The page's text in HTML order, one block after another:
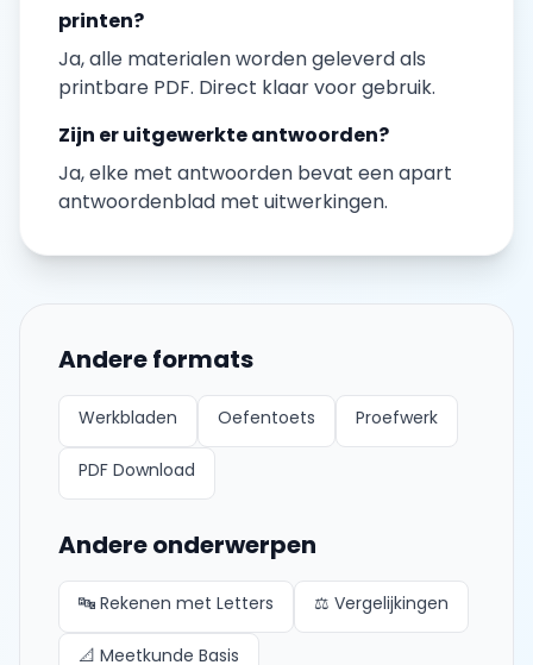
printen?
Ja, alle materialen worden geleverd als
printbare PDF. Direct klaar voor gebruik.
Zijn er uitgewerkte antwoorden?
Ja, elke met antwoorden bevat een apart
antwoordenblad met uitwerkingen.
Andere formats
Werkbladen Oefentoets Proefwerk
PDF Download
Andere onderwerpen
🔤 Rekenen met Letters ⚖️ Vergelijkingen
📐 Meetkunde Basis